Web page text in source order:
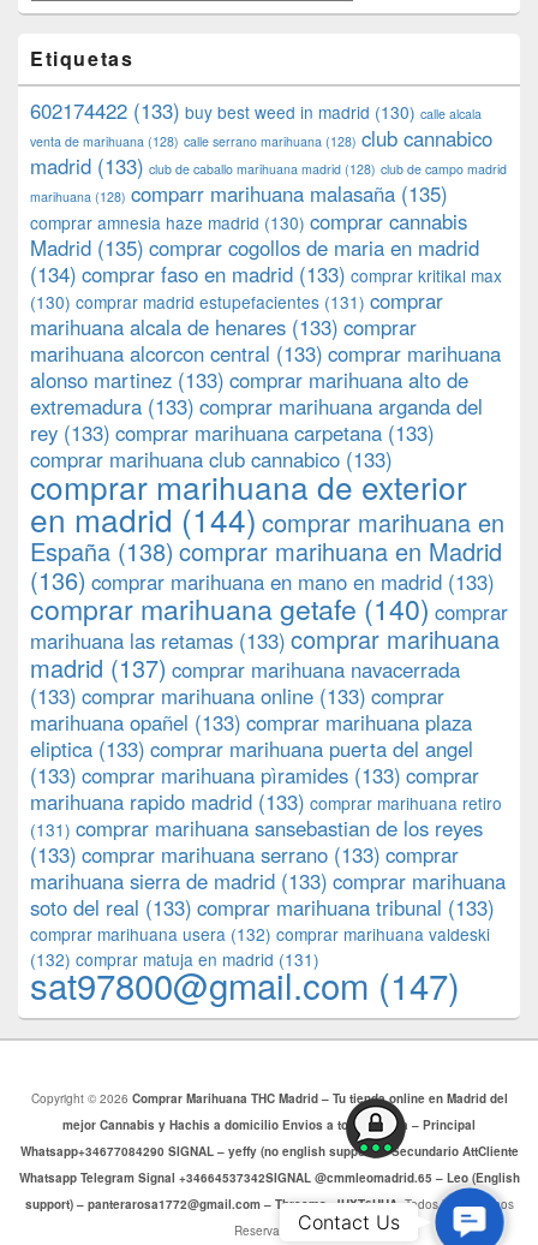
Etiquetas
602174422 (133) buy best weed in madrid (130) calle alcala
venta de marihuana (128) calle serrano marihuana (128) club cannabico
madrid (133) club de caballo marihuana madrid (128) club de campo madrid
marihuana (128) comparr marihuana malasaña (135)
comprar amnesia haze madrid (130) comprar cannabis
Madrid (135) comprar cogollos de maria en madrid
(134) comprar faso en madrid (133) comprar kritikal max
(130) comprar madrid estupefacientes (131) comprar
marihuana alcala de henares (133) comprar
marihuana alcorcon central (133) comprar marihuana
alonso martinez (133) comprar marihuana alto de
extremadura (133) comprar marihuana arganda del
rey (133) comprar marihuana carpetana (133)
comprar marihuana club cannabico (133)
comprar marihuana de exterior
en madrid (144) comprar marihuana en
España (138) comprar marihuana en Madrid
(136) comprar marihuana en mano en madrid (133)
comprar marihuana getafe (140) comprar
marihuana las retamas (133) comprar marihuana
madrid (137) comprar marihuana navacerrada
(133) comprar marihuana online (133) comprar
marihuana opañel (133) comprar marihuana plaza
eliptica (133) comprar marihuana puerta del angel
(133) comprar marihuana pìramides (133) comprar
marihuana rapido madrid (133) comprar marihuana retiro
(131) comprar marihuana sansebastian de los reyes
(133) comprar marihuana serrano (133) comprar
marihuana sierra de madrid (133) comprar marihuana
soto del real (133) comprar marihuana tribunal (133)
comprar marihuana usera (132) comprar marihuana valdeski
(132) comprar matuja en madrid (131)
sat97800@gmail.com (147)
Copyright © 2026 Comprar Marihuana THC Madrid – Tu tienda online en Madrid del
mejor Cannabis y Hachis a domicilio Envios a toda Europa – Principal
Whatsapp+34677084290 SIGNAL – yeffy (no english support) – Secundario AttCliente
Whatsapp Telegram Signal +34664537342SIGNAL @cmmleomadrid.65 – Leo (English
support) – panterarosa1772@gmail.com – Threema: JHXT6HHA . Todos los Derechos
Reservados.Contact Us